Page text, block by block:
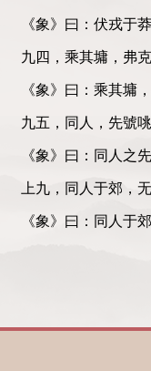
《象》曰：伏戎于
九四，乘其墉，弗
《象》曰：乘其墉
九五，同人，先號
《象》曰：同人之
上九，同人于郊，
《象》曰：同人于